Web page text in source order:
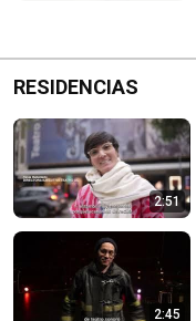
RESIDENCIAS
2:51
2:45